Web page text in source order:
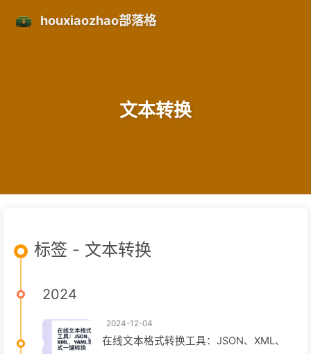
houxiaozhao部落格
文本转换
标签 - 文本转换
2024
2024-12-04
在线文本格式转换工具：JSON、XML、